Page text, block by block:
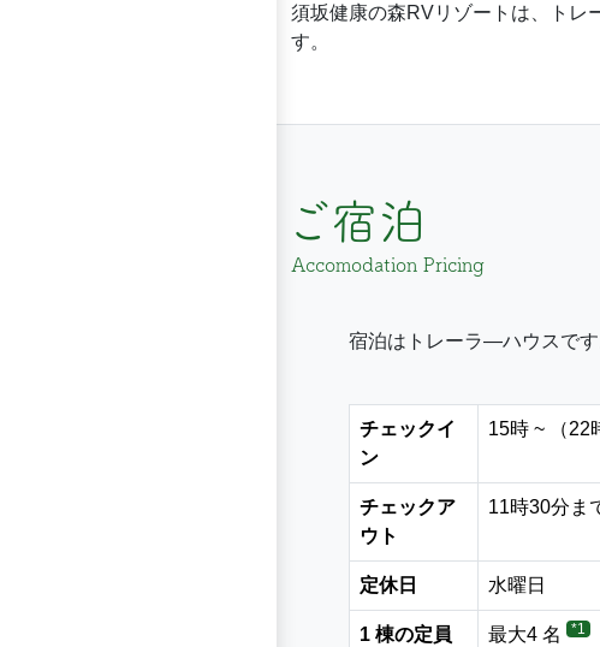
須坂健康の森RVリゾートは、トレ
す。
ご宿泊
Accomodation Pricing
宿泊はトレーラ―ハウスです
チェックイ
ン
15時 ~ （22
チェックア
ウト
11時30分ま
定休日 水曜日
1 棟の定員 最大4 名 *1